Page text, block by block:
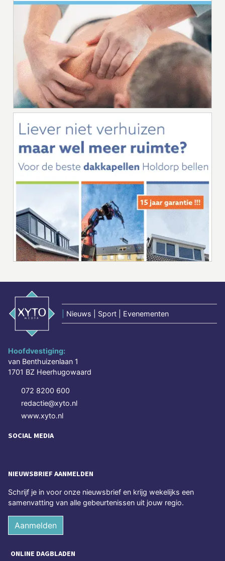
Nieuws | Sport | Evenementen
Hoofdvestiging:
van Benthuizenlaan 1
1701 BZ Heerhugowaard
072 8200 600
redactie@xyto.nl
www.xyto.nl
SOCIAL MEDIA
NIEUWSBRIEF AANMELDEN
Schrijf je in voor onze nieuwsbrief en krijg wekelijks een
samenvatting van alle gebeurtenissen uit jouw regio.
Aanmelden
ONLINE DAGBLADEN